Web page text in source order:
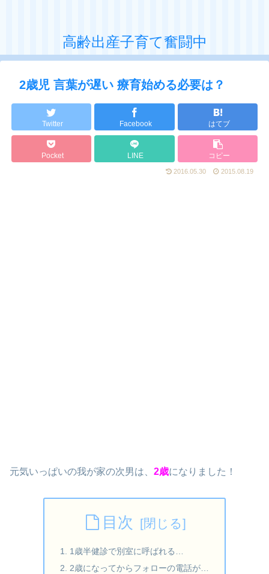
高齢出産子育て奮闘中
2歳児 言葉が遅い 療育始める必要は？
Twitter Facebook はてブ
Pocket LINE コピー
2016.05.30 2015.08.19
元気いっぱいの我が家の次男は、 2歳になりました！
目次
1. 1歳半健診で別室に呼ばれる…
2. 2歳になってからフォローの電話が…